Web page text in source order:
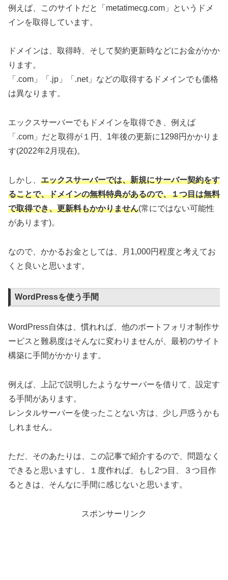
例えば、このサイトだと「metatimecg.com」というドメ
インを取得しています。
ドメインは、取得時、そして契約更新時などにお金がかか
ります。
「.com」「.jp」「.net」などの取得するドメインでも価格
は異なります。
エックスサーバーでもドメインを取得でき、例えば
「.com」だと取得が１円、1年後の更新に1298円かかりま
す(2022年2月現在)。
しかし、 エックスサーバーでは、新規にサーバー契約をす
ることで、ドメインの無料特典があるので、１つ目は無料
で取得でき、更新料もかかりません(常にではない可能性
があります)。
なので、かかるお金としては、月1,000円程度と考えてお
くと良いと思います。
WordPressを使う手間
WordPress自体は、慣れれば、他のポートフォリオ制作サ
ービスと難易度はそんなに変わりませんが、最初のサイト
構築に手間がかかります。
例えば、上記で説明したようなサーバーを借りて、設定す
る手間があります。
レンタルサーバーを使ったことない方は、少し戸惑うかも
しれません。
ただ、そのあたりは、この記事で紹介するので、問題なく
できると思いますし、１度作れば、もし2つ目、３つ目作
るときは、そんなに手間に感じないと思います。
スポンサーリンク